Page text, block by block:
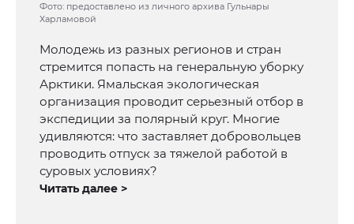
Фото: предоставлено из личного архива Гульнары
Харламовой
Молодежь из разных регионов и стран
стремится попасть на генеральную уборку
Арктики. Ямальская экологическая
организация проводит серьезный отбор в
экспедиции за полярный круг. Многие
удивляются: что заставляет добровольцев
проводить отпуск за тяжелой работой в
суровых условиях?
Читать далее >